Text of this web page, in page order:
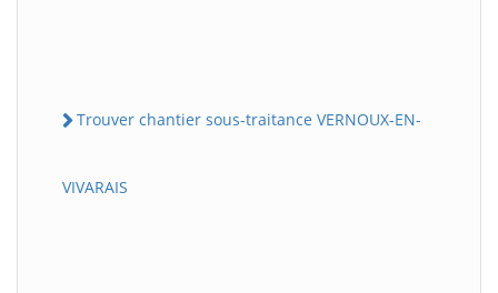
Trouver chantier sous-traitance VERNOUX-EN-
VIVARAIS